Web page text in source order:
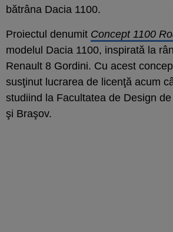
bătrâna Dacia 1100.
Proiectul denumit Concept 1100
modelul Dacia 1100, inspirată la
Renault 8 Gordini. Cu acest
susţinut lucrarea de licenţă acum
studiind la Facultatea de Design
şi Braşov.